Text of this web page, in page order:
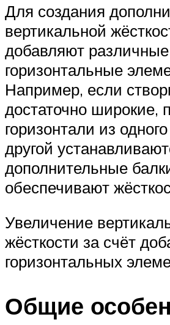
Для создания
вертикальной
добавляют различные
горизонтальные
Например, если
достаточно широкие,
горизонтали из
другой
дополнительные
обеспечивают
Увеличение
жёсткости за счёт
горизонтальных
Общие